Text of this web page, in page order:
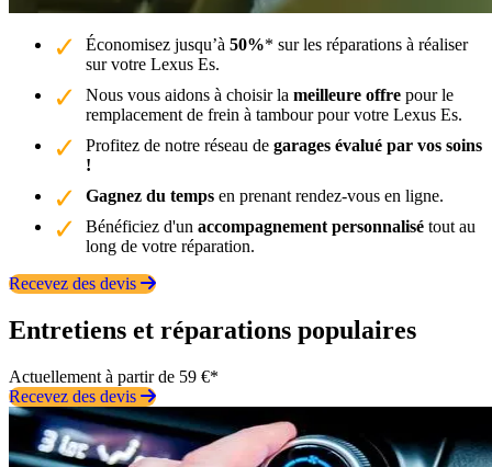
Économisez jusqu’à 50%* sur les réparations à réaliser
sur votre Lexus Es.
Nous vous aidons à choisir la meilleure offre pour le
remplacement de frein à tambour pour votre Lexus Es.
Profitez de notre réseau de garages évalué par vos soins
!
Gagnez du temps en prenant rendez-vous en ligne.
Bénéficiez d'un accompagnement personnalisé tout au
long de votre réparation.
Recevez des devis
Entretiens et réparations populaires
Actuellement à partir de 59 €*
Recevez des devis